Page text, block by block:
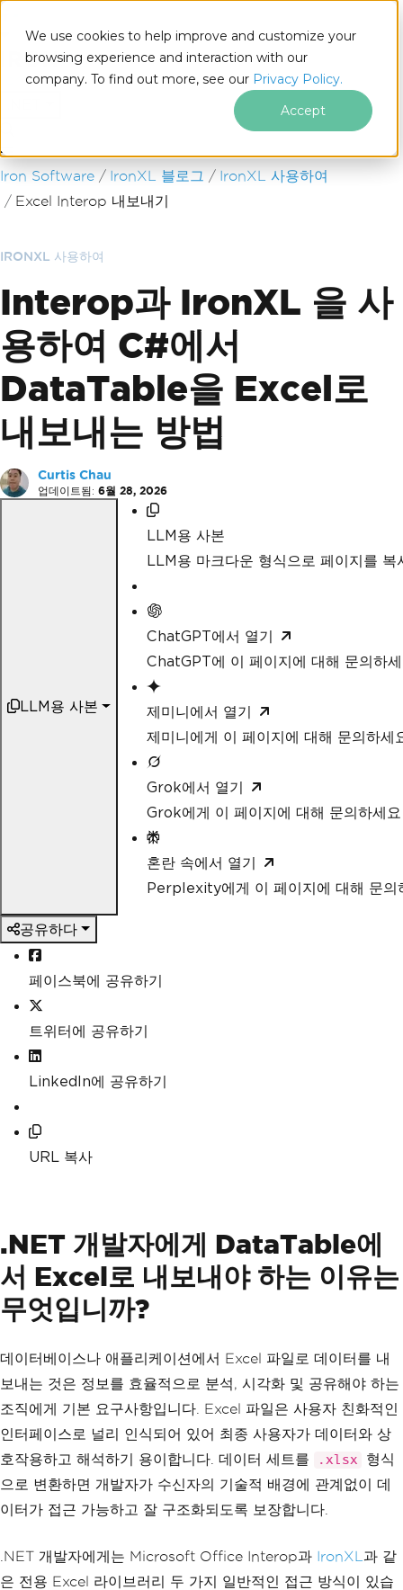
We use cookies to help improve and customize your
browsing experience and interaction with our
company. To find out more, see our Privacy Policy.
Accept
푸터 콘텐츠로 바로가기
Iron Software IronXL 블로그
IronXL 사용하여
Excel Interop 내보내기
IRONXL 사용하여
Interop과 IronXL 을 사
용하여 C#에서
DataTable을 Excel로
내보내는 방법
Curtis Chau
업데이트됨: 6월 28, 2026
LLM용 사본
LLM용 사본
LLM용 마크다운 형식으로 페이지를 복
ChatGPT에서 열기
ChatGPT에 이 페이지에 대해 문의하
제미니에서 열기
제미니에게 이 페이지에 대해 문의하세
Grok에서 열기
Grok에게 이 페이지에 대해 문의하세요
혼란 속에서 열기
Perplexity에게 이 페이지에 대해 문의
공유하다
페이스북에 공유하기
트위터에 공유하기
LinkedIn에 공유하기
URL 복사
.NET 개발자에게 DataTable에
서 Excel로 내보내야 하는 이유는
무엇입니까?
데이터베이스나 애플리케이션에서 Excel 파일로 데이터를 내
보내는 것은 정보를 효율적으로 분석, 시각화 및 공유해야 하는
조직에게 기본 요구사항입니다. Excel 파일은 사용자 친화적인
인터페이스로 널리 인식되어 있어 최종 사용자가 데이터와 상
호작용하고 해석하기 용이합니다. 데이터 세트를
.xlsx
형식
으로 변환하면 개발자가 수신자의 기술적 배경에 관계없이 데
이터가 접근 가능하고 잘 구조화되도록 보장합니다.
.NET 개발자에게는 Microsoft Office Interop과 IronXL 과 같
은 전용 Excel 라이브러리 두 가지 일반적인 접근 방식이 있습